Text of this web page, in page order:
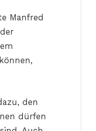
Manfred
den
dürfen